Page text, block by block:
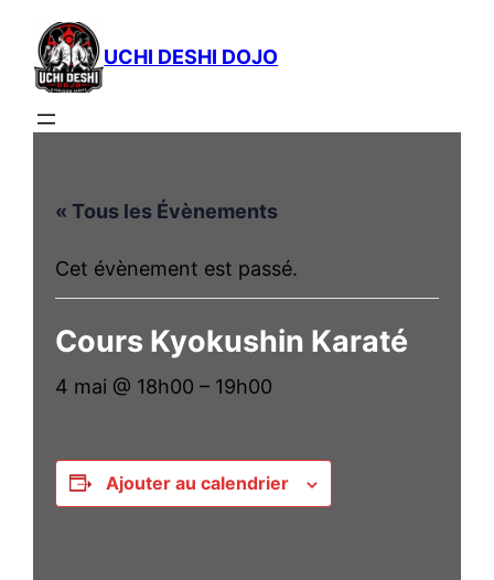
UCHI DESHI DOJO
« Tous les Évènements
Cet évènement est passé.
Cours Kyokushin Karaté
4 mai @ 18h00 – 19h00
Ajouter au calendrier